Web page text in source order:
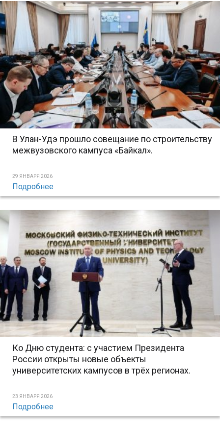
В Улан-Удэ прошло совещание по строительству
межвузовского кампуса «Байкал».
29 ЯНВАРЯ 2026
Подробнее
Ко Дню студента: с участием Президента
России открыты новые объекты
университетских кампусов в трёх регионах.
23 ЯНВАРЯ 2026
Подробнее